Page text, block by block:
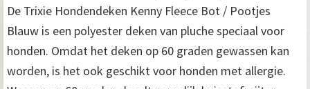
De Trixie Hondendeken Kenny Fleece Bot / Pootjes
Blauw is een polyester deken van pluche speciaal voor
honden. Omdat het deken op 60 graden gewassen kan
worden, is het ook geschikt voor honden met allergie.